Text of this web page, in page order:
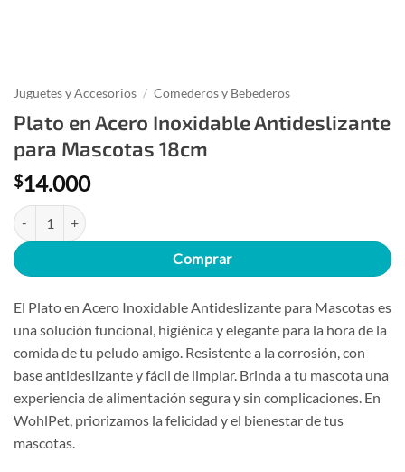
Juguetes y Accesorios / Comederos y Bebederos
Plato en Acero Inoxidable Antideslizante
para Mascotas 18cm
$14.000
Plato en Acero Inoxidable Antideslizante para Mascotas 18cm
Comprar
El Plato en Acero Inoxidable Antideslizante para Mascotas es
una solución funcional, higiénica y elegante para la hora de la
comida de tu peludo amigo. Resistente a la corrosión, con
base antideslizante y fácil de limpiar. Brinda a tu mascota una
experiencia de alimentación segura y sin complicaciones. En
WohlPet, priorizamos la felicidad y el bienestar de tus
mascotas.